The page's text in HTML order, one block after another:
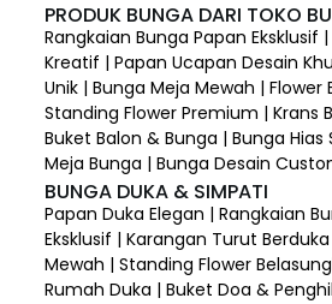
PRODUK BUNGA DARI TOKO
Rangkaian Bunga Papan Eksklusif
Kreatif | Papan Ucapan Desain
Unik | Bunga Meja Mewah | Flower
Standing Flower Premium | Krans
Buket Balon & Bunga | Bunga Hias
Meja Bunga | Bunga Desain
BUNGA DUKA & SIMPATI
Papan Duka Elegan | Rangkaian
Eksklusif | Karangan Turut
Mewah | Standing Flower
Rumah Duka | Buket Doa &